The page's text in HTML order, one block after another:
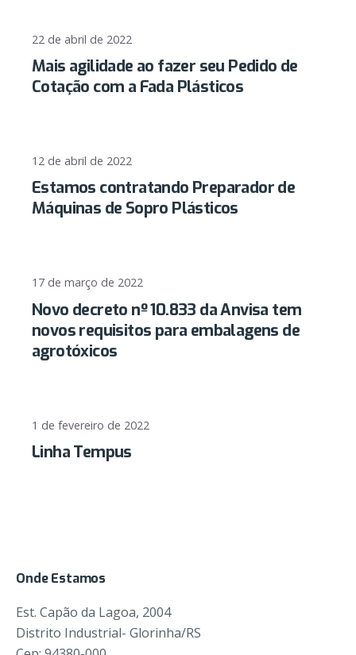
22 de abril de 2022
Mais agilidade ao fazer seu Pedido de
Cotação com a Fada Plásticos
12 de abril de 2022
Estamos contratando Preparador de
Máquinas de Sopro Plásticos
17 de março de 2022
Novo decreto nº 10.833 da Anvisa tem
novos requisitos para embalagens de
agrotóxicos
1 de fevereiro de 2022
Linha Tempus
Onde Estamos
Est. Capão da Lagoa, 2004
Distrito Industrial- Glorinha/RS